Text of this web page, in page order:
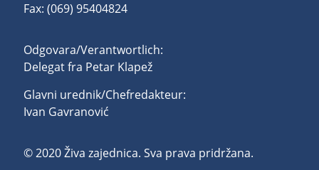
Fax: (069) 95404824
Odgovara/Verantwortlich:
Delegat fra Petar Klapež
Glavni urednik/Chefredakteur:
Ivan Gavranović
© 2020 Živa zajednica. Sva prava pridržana.